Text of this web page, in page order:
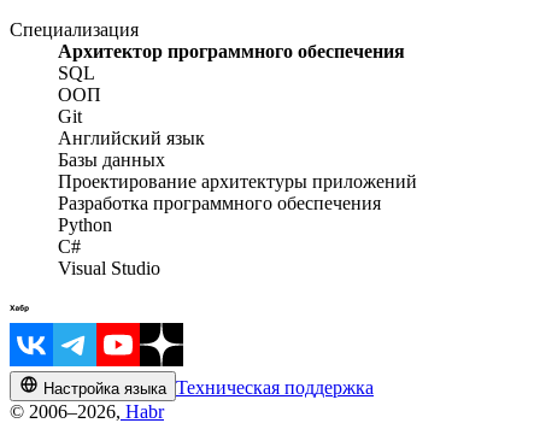
Специализация
Архитектор программного обеспечения
SQL
ООП
Git
Английский язык
Базы данных
Проектирование архитектуры приложений
Разработка программного обеспечения
Python
C#
Visual Studio
Настройка языка Техническая поддержка
© 2006–2026, Habr